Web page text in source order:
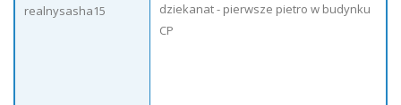
realnysasha15
dziekanat - pierwsze pietro w budynku
CP